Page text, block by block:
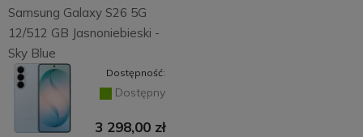
Samsung Galaxy S26 5G
12/512 GB Jasnoniebieski -
Sky Blue
Dostępność:
Dostępny
3 298,00 zł